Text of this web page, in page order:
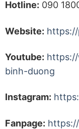
Hotline: 090
Website:
Youtube:
binh-duong
Instagram:
Fanpage: